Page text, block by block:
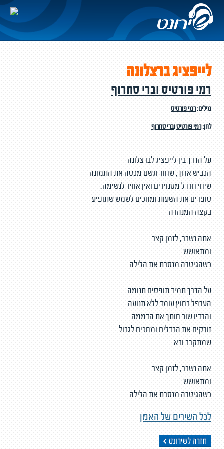
לייפציג ברצלונה
רמי פורטיס וברי סחרוף
מילים:רמי פורטיס
לחן:רמי פורטיסוברי סחרוף
על הדרך בין לייפציג לברצלונה
הכביש ארוך, שחור וגשם מכסה את התמונה
שיחי חרדל מסנוירים ואין אוויר לנשימה.
סופרים את השעות ומחכים לשמש שתופיע
בקצה המנהרה
אתה נשבר, לזמן קצר
ומתאושש
כשהגיטרה מנסרת את הלילה
על הדרך תמיד תופסים תנומה
הערפל בחוץ עומד ללא תנועה
והרדיו שוב חותך את הדממה
זורקים את הבדלים ומחכים לגבול
שמתקרב ובא
אתה נשבר, לזמן קצר
ומתאושש
כשהגיטרה מנסרת את הלילה
לכל השירים של האמן